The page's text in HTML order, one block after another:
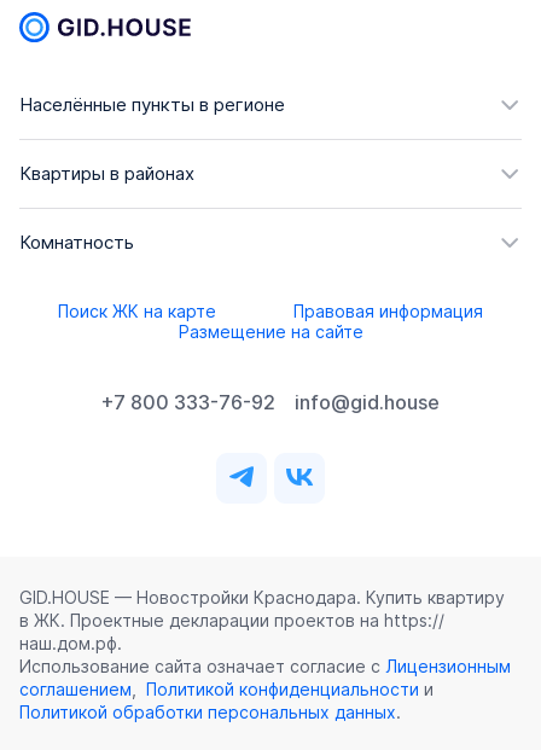
Населённые пункты в регионе
Квартиры в районах
Комнатность
Поиск ЖК на карте
Правовая информация
Размещение на сайте
+7 800 333-76-92 info@gid.house
GID.HOUSE — Новостройки Краснодара. Купить квартиру
в ЖК. Проектные декларации проектов на https://
наш.дом.рф.
Использование сайта означает согласие с Лицензионным
соглашением
Политикой конфиденциальности и
Политикой обработки персональных данных.